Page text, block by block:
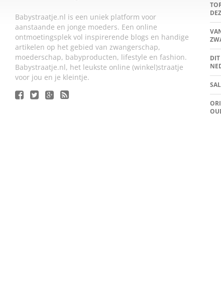
Babystraatje.nl is een uniek platform voor
aanstaande en jonge moeders. Een online
ontmoetingsplek vol inspirerende blogs en handige
artikelen op het gebied van zwangerschap,
moederschap, babyproducten, lifestyle en fashion.
Babystraatje.nl, het leukste online (winkel)straatje
voor jou en je kleintje.